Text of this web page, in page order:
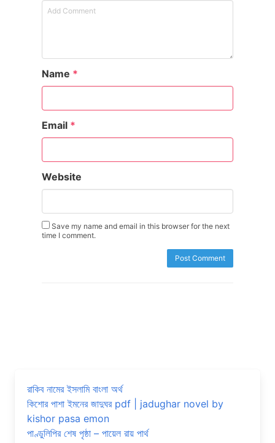
Name *
Email *
Website
Save my name and email in this browser for the next
time I comment.
রাকিব নামের ইসলামি বাংলা অর্থ
কিশোর পাশা ইমনের জাদুঘর pdf | jadughar novel by
kishor pasa emon
পাণ্ডুলিপির শেষ পৃষ্ঠা – পায়েল রায় পার্থ